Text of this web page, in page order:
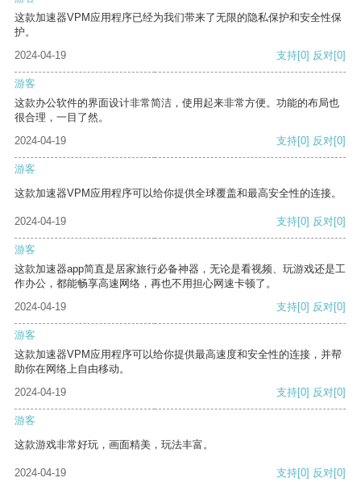
这款加速器VPM应用程序已经为我们带来了无限的隐私保护和安全性保
护。
2024-04-19
支持[0] 反对[0]
游客
这款办公软件的界面设计非常简洁，使用起来非常方便。功能的布局也
很合理，一目了然。
2024-04-19
支持[0] 反对[0]
游客
这款加速器VPM应用程序可以给你提供全球覆盖和最高安全性的连接。
2024-04-19 支持[0] 反对[0]
游客
这款加速器app简直是居家旅行必备神器，无论是看视频、玩游戏还是工
作办公，都能畅享高速网络，再也不用担心网速卡顿了。
2024-04-19
支持[0] 反对[0]
游客
这款加速器VPM应用程序可以给你提供最高速度和安全性的连接，并帮
助你在网络上自由移动。
2024-04-19
支持[0] 反对[0]
游客
这款游戏非常好玩，画面精美，玩法丰富。
2024-04-19 支持[0] 反对[0]